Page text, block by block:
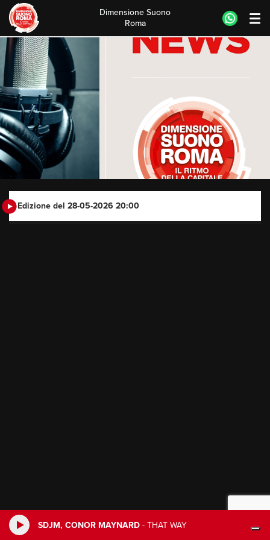
SDJM, CONOR MAYNARD - THAT WAY
Skip
to
content
Dimensione Suono
Roma
Edizione del 28-05-2026 20:00